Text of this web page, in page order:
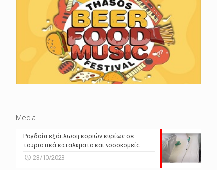
Media
Ραγδαία εξάπλωση κοριών κυρίως σε
τουριστικά καταλύματα και νοσοκομεία
23/10/2023